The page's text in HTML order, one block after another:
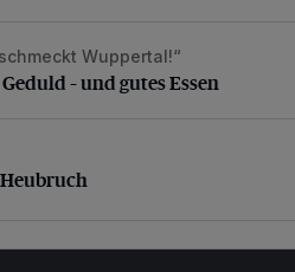
– und gutes Essen
Wuppertal!“
– und gutes Essen